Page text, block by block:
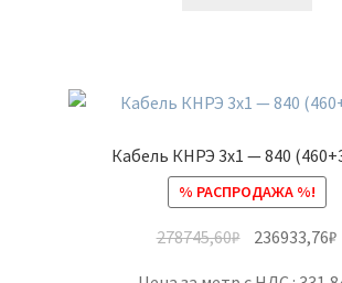
Кабель КНРЭ 3х1 — 840
% РАСПРОДАЖА %!
278745,60₽ 236933,76₽